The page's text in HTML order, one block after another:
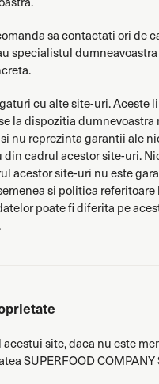
sa contactati ori de
specialistul
cu alte site-uri. Aceste
la dispozitia dumnevoastra
nu reprezinta garantii ale
din cadrul acestor site-uri.
acestor site-uri nu este
si politica referitoare
poate fi diferita pe
site, daca nu este
SUPERFOOD COMPANY